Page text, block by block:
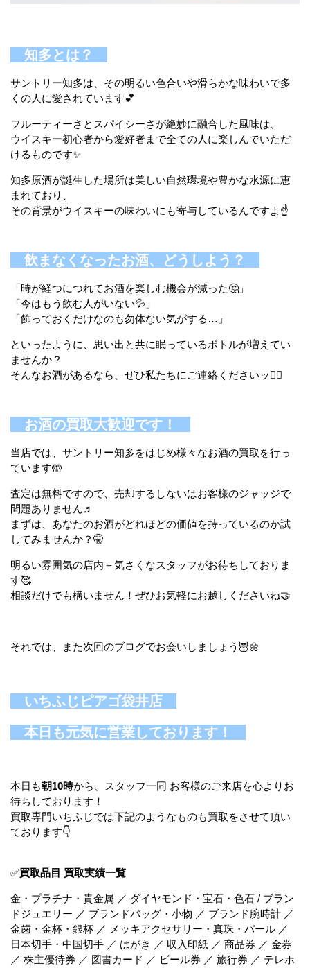
知多とは？
サントリー知多は、その明るい色合いや滑らかな味わいで多
くの人に愛されています💕
フルーティーさとスパイシーさが絶妙に融合した風味は、
ウイスキー初心者から愛好者まで全ての人に楽しんでいただ
けるものです✨
知多原酒が誕生した場所は美しい自然環境や豊かな水源に恵
まれており、
その背景がウイスキーの味わいにも寄与しているんですよ☝️
飲まなくなったお酒、どうしよう？
「時が経つにつれてお酒を楽しむ機会が減った🤔」
「今はもう飲む人がいない💦」
「飾っておくだけなのも勿体ない気がする…」
といったように、思い出と共に眠っているボトルが増えてい
ませんか？
そんなお酒があるなら、ぜひ私たちにご連絡くださいッ🙆‍♀️
お酒の買取大歓迎です！
当店では、サントリー知多をはじめ様々なお酒の買取を行っ
ています🤲
査定は無料ですので、売却するしないはお客様のジャッジで
問題ありません♬
まずは、あなたのお酒がどれほどの価値を持っているのか試
してみませんか？🤫
明るい雰囲気の店内＋気さくなスタッフがお待ちしておりま
す🥰
相談だけでも構いません！ぜひお気軽にお越しくださいね🤝
それでは、また次回のブログでお会いしましょう🦉🌼
いちふじピアゴ袋井店
本日も元気に営業しております！
本日も朝10時から、スタッフ一同 お客様のご来店を心よりお
待ちしております！
買取専門いちふじでは下記のようなものも買取をさせて頂い
ております👇
✅買取品目 買取実績一覧
金・プラチナ・貴金属 ／ ダイヤモンド・宝石・色石 / ブラン
ドジュエリー ／ ブランドバッグ・小物 ／ ブランド腕時計 ／
金歯・金杯・銀杯 ／ メッキアクセサリー・真珠・パール ／
日本切手・中国切手 ／ はがき ／ 収入印紙 ／ 商品券 ／ 金券
／ 株主優待券 ／ 図書カード ／ ビール券 ／ 旅行券 ／ テレホ